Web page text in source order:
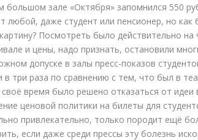
большом зале «Октября» запомнился 550
любой, даже студент или пенсионер, но
Посмотреть было действительно
и цены, надо признать, остановили
допуске в залы пресс-показов
в три раза по сравнению с тем, что был в
своё время было решено отказаться от
ценовой политики на билеты для
привлекательно, только породит ещё
если даже среди прессы эту болезнь